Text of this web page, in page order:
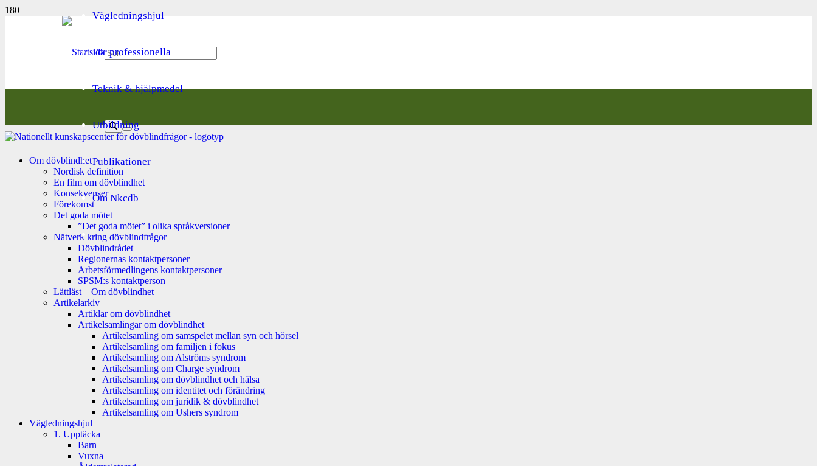
Vägledningshjul
För professionella
Teknik & hjälpmedel
Utbildning
Publikationer
Om Nkcdb
Om dövblindhet
Nordisk definition
En film om dövblindhet
Konsekvenser
Förekomst
Det goda mötet
”Det goda mötet” i olika språkversioner
Nätverk kring dövblindfrågor
Dövblindrådet
Regionernas kontaktpersoner
Arbetsförmedlingens kontaktpersoner
SPSM:s kontaktperson
Lättläst – Om dövblindhet
Artikelarkiv
Artiklar om dövblindhet
Artikelsamlingar om dövblindhet
Artikelsamling om samspelet mellan syn och hörsel
Artikelsamling om familjen i fokus
Artikelsamling om Alströms syndrom
Artikelsamling om Charge syndrom
Artikelsamling om dövblindhet och hälsa
Artikelsamling om identitet och förändring
Artikelsamling om juridik & dövblindhet
Artikelsamling om Ushers syndrom
Vägledningshjul
1. Upptäcka
Barn
Vuxna